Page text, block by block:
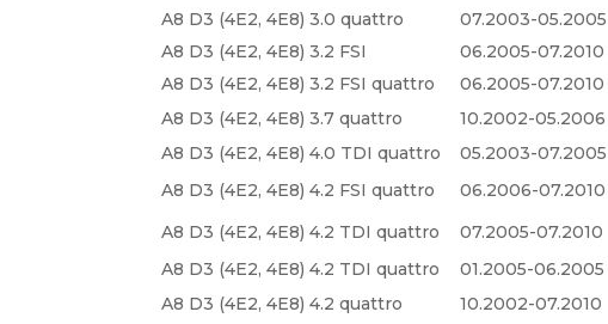
A8 D3 (4E2, 4E8) 3.0 quattro
07.2003-05.2005
A8 D3 (4E2, 4E8) 3.2 FSI
06.2005-07.2010
A8 D3 (4E2, 4E8) 3.2 FSI quattro
06.2005-07.2010
A8 D3 (4E2, 4E8) 3.7 quattro
10.2002-05.2006
A8 D3 (4E2, 4E8) 4.0 TDI quattro
05.2003-07.2005
A8 D3 (4E2, 4E8) 4.2 FSI quattro
06.2006-07.2010
A8 D3 (4E2, 4E8) 4.2 TDI quattro
07.2005-07.2010
A8 D3 (4E2, 4E8) 4.2 TDI quattro
01.2005-06.2005
A8 D3 (4E2, 4E8) 4.2 quattro
10.2002-07.2010